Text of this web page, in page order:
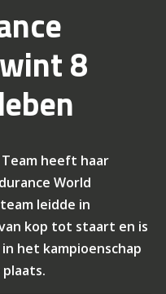
8
Team heeft haar
World
leidde in
kop tot staart en is
het kampioenschap